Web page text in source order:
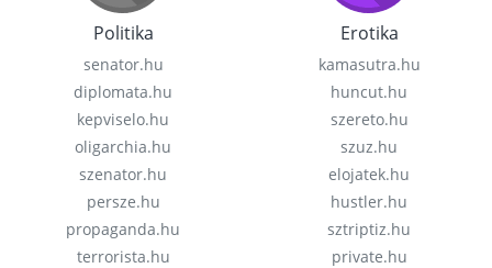
Politika
senator.hu
diplomata.hu
kepviselo.hu
oligarchia.hu
szenator.hu
persze.hu
propaganda.hu
terrorista.hu
Erotika
kamasutra.hu
huncut.hu
szereto.hu
szuz.hu
elojatek.hu
hustler.hu
sztriptiz.hu
private.hu